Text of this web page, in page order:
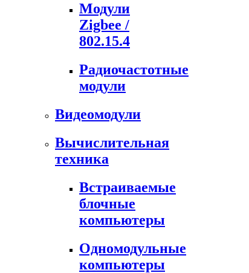
Модули
Zigbee /
802.15.4
Радиочастотные
модули
Видеомодули
Вычислительная
техника
Встраиваемые
блочные
компьютеры
Одномодульные
компьютеры